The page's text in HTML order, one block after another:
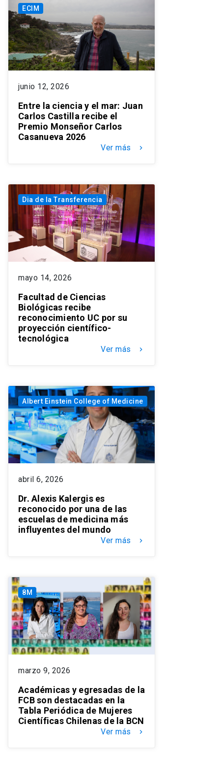
ECIM
junio 12, 2026
Entre la ciencia y el mar: Juan
Carlos Castilla recibe el
Premio Monseñor Carlos
Casanueva 2026
Ver más keyboard_arrow_right
Dia de la Transferencia
mayo 14, 2026
Facultad de Ciencias
Biológicas recibe
reconocimiento UC por su
proyección científico-
tecnológica
Ver más keyboard_arrow_right
Albert Einstein College of Medicine
abril 6, 2026
Dr. Alexis Kalergis es
reconocido por una de las
escuelas de medicina más
influyentes del mundo
Ver más keyboard_arrow_right
8M
marzo 9, 2026
Académicas y egresadas de la
FCB son destacadas en la
Tabla Periódica de Mujeres
Científicas Chilenas de la BCN
Ver más keyboard_arrow_right